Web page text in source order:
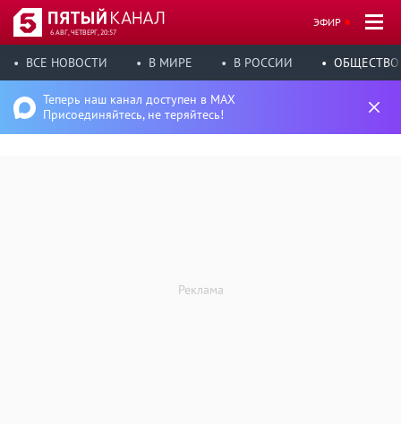
6 АВГ, ЧЕТВЕРГ, 20:57
ЭФИР
ВСЕ НОВОСТИ В МИРЕ В РОССИИ ОБЩЕСТВО
Теперь наш канал доступен в MAX
Присоединяйтесь, не теряйтесь!